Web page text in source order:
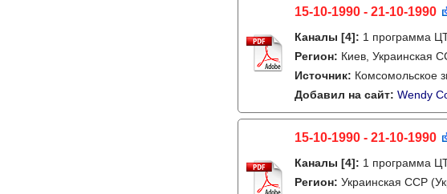
15-10-1990 - 21-10-1990
Каналы [4]: 1 программа
Регион: Киев, Украинская
Источник: Комсомольское
Добавил на сайт: Wendy
15-10-1990 - 21-10-1990
Каналы [4]: 1 программа
Регион: Украинская ССР